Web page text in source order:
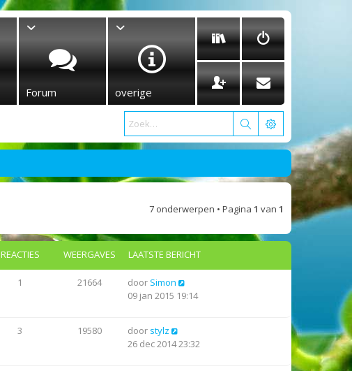
Forum overige
7 onderwerpen • Pagina 1 van 1
REACTIES WEERGAVES LAATSTE BERICHT
1 21664 door Simon
09 jan 2015 19:14
3 19580 door stylz
26 dec 2014 23:32